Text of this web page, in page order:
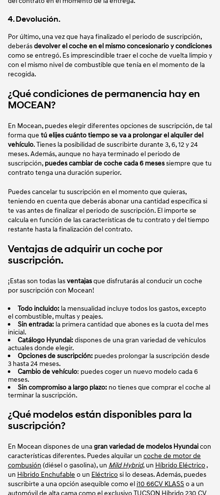
4. Devolución.
Por último, una vez que haya finalizado el periodo de suscripción,
deberásdevolver el coche en el mismo concesionario y condiciones
como se entregó. Es imprescindible traer el coche de vuelta limpio y
con el mismo nivel de combustible que tenía en el momento de la
recogida.
¿Qué condiciones de permanencia hay en
MOCEAN?
En Mocean, puedes elegir diferentes opciones de suscripción, de tal
forma que tú elijes cuánto tiempo se va a prolongar el alquiler del
vehículo. Tienes la posibilidad de suscribirte durante 3, 6, 12 y 24
meses. Además, aunque no haya terminado el periodo de
suscripción, puedes cambiar de coche cada 6 mesessiempre que tu
contrato tenga una duración superior.
Puedes cancelar tu suscripción en el momento que quieras,
teniendo en cuenta que deberás abonar una cantidad específica si
te vas antes de finalizar el periodo de suscripción. El importe se
calcula en función de las características de tu contrato y del tiempo
restante hasta la finalización del contrato.
Ventajas de adquirir un coche por
suscripción.
¡Estas son todas lasventajasque disfrutarás al conducir un coche
por suscripción con Mocean!
Todo incluido: la mensualidad incluye todos los gastos, excepto
el combustible, multas y peajes.
Sin entrada: la primera cantidad que abones es la cuota del mes
inicial.
Catálogo Hyundai:dispones de una gran variedad de vehículos
actuales donde elegir.
Opciones de suscripción: puedes prolongar la suscripción desde
3 hasta 24 meses.
Cambio de vehículo: puedes coger un nuevo modelo cada 6
meses.
Sin compromiso a largo plazo: no tienes que comprar el coche al
terminar la suscripción.
¿Qué modelos están disponibles para la
suscripción?
En Mocean dispones de unagran variedad de modelos Hyundaicon
características diferentes. Puedes alquilar un coche de motor de
combusión (diésel o gasolina), un Mild Hybrid, un Híbrido Eléctrico,
un Híbrido Enchufable o un Eléctricosi lo deseas. Además, puedes
suscribirte a una opción asequible como el i10 66CV KLASS o a un
automóvil de alta cama como el exclusivoTUCSON Híbrido 230 CV